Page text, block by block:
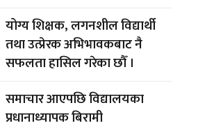
योग्य शिक्षक, लगनशील विद्यार्थी
तथा उत्प्रेरक अभिभावकबाट नै
सफलता हासिल गरेका छौँ ।
समाचार आएपछि विद्यालयका
प्रधानाध्यापक बिरामी